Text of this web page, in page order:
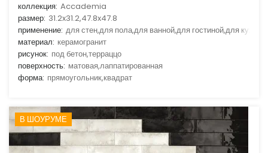
коллекция: Accademia
размер: 31.2x31.2,47.8x47.8
применение: для стен,для пола,для ванной,для гостиной,для кухни
материал: керамогранит
рисунок: под бетон,терраццо
поверхность: матовая,лаппатированная
форма: прямоугольник,квадрат
В ШОУРУМЕ